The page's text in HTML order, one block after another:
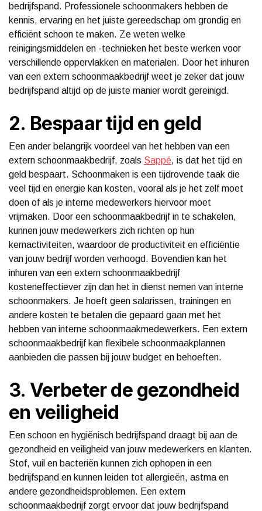
bedrijfspand. Professionele schoonmakers hebben de
kennis, ervaring en het juiste gereedschap om grondig en
efficiënt schoon te maken. Ze weten welke
reinigingsmiddelen en -technieken het beste werken voor
verschillende oppervlakken en materialen. Door het inhuren
van een extern schoonmaakbedrijf weet je zeker dat jouw
bedrijfspand altijd op de juiste manier wordt gereinigd.
2. Bespaar tijd en geld
Een ander belangrijk voordeel van het hebben van een
extern schoonmaakbedrijf, zoals Sappé, is dat het tijd en
geld bespaart. Schoonmaken is een tijdrovende taak die
veel tijd en energie kan kosten, vooral als je het zelf moet
doen of als je interne medewerkers hiervoor moet
vrijmaken. Door een schoonmaakbedrijf in te schakelen,
kunnen jouw medewerkers zich richten op hun
kernactiviteiten, waardoor de productiviteit en efficiëntie
van jouw bedrijf worden verhoogd. Bovendien kan het
inhuren van een extern schoonmaakbedrijf
kosteneffectiever zijn dan het in dienst nemen van interne
schoonmakers. Je hoeft geen salarissen, trainingen en
andere kosten te betalen die gepaard gaan met het
hebben van interne schoonmaakmedewerkers. Een extern
schoonmaakbedrijf kan flexibele schoonmaakplannen
aanbieden die passen bij jouw budget en behoeften.
3. Verbeter de gezondheid
en veiligheid
Een schoon en hygiënisch bedrijfspand draagt bij aan de
gezondheid en veiligheid van jouw medewerkers en klanten.
Stof, vuil en bacteriën kunnen zich ophopen in een
bedrijfspand en kunnen leiden tot allergieën, astma en
andere gezondheidsproblemen. Een extern
schoonmaakbedrijf zorgt ervoor dat jouw bedrijfspand